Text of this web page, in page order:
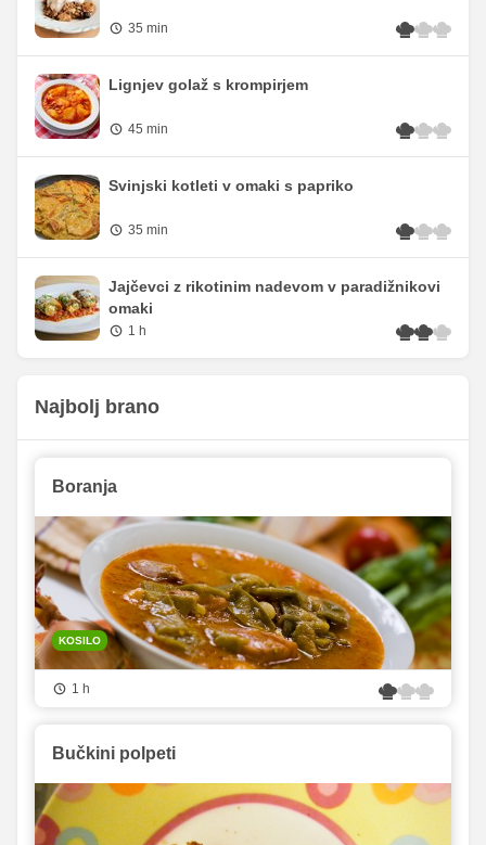
35 min
Lignjev golaž s krompirjem
45 min
Svinjski kotleti v omaki s papriko
35 min
Jajčevci z rikotinim nadevom v paradižnikovi
omaki
1 h
Najbolj brano
Boranja
KOSILO
1 h
Bučkini polpeti